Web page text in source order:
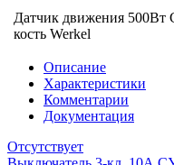
Датчик движения 500Вт
кость Werkel
Описание
Характеристики
Комментарии
Документация
Отсутствует